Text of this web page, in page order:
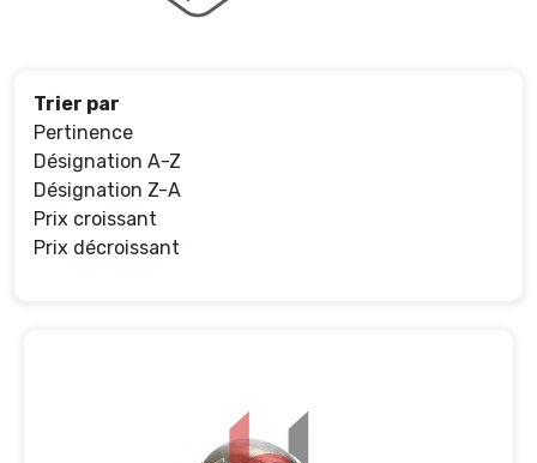
Trier par
Pertinence
Désignation A-Z
Désignation Z-A
Prix croissant
Prix décroissant